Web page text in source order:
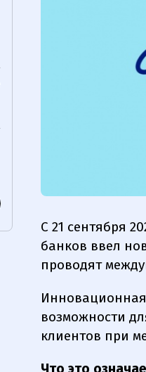
С 21 сентября
банков ввел
проводят
Инновационная
возможности
клиентов при